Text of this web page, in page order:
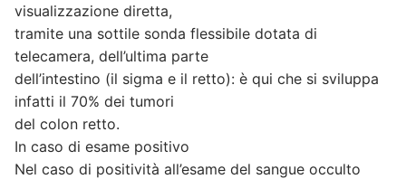
visualizzazione diretta,
tramite una sottile sonda flessibile dotata di
telecamera, dell’ultima parte
dell’intestino (il sigma e il retto): è qui che si sviluppa
infatti il 70% dei tumori
del colon retto.
In caso di esame positivo
Nel caso di positività all’esame del sangue occulto